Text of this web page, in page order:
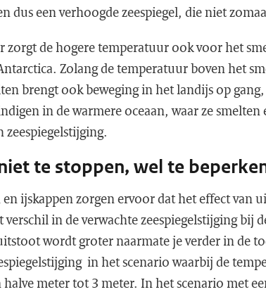
dus een verhoogde zeespiegel, die niet
zorgt de hogere temperatuur ook voor het
Zolang de temperatuur boven het
brengt ook beweging in het landijs op
in de warmere oceaan, waar ze smelten
te stoppen, wel te
en ijskappen zorgen ervoor dat het effect van
verschil in de verwachte zeespiegelstijging bij
wordt groter naarmate je verder in de
in het scenario waarbij de
meter tot 3 meter. In het scenario met